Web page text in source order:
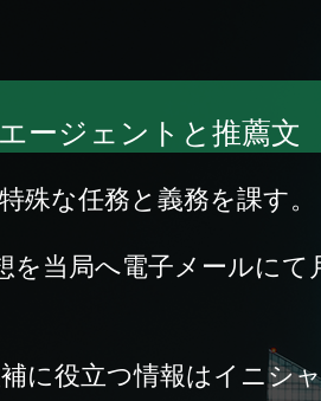
ージェントと推薦文
殊な任務と義務を課す。
当局へ電子メールにて
に役立つ情報はイニシ